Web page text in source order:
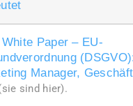
Paper – EU-
Manager,
sind hier).